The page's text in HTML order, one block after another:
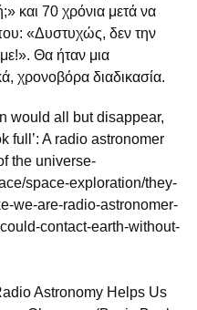
και 70 χρόνια μετά να
«Δυστυχώς, δεν την
Θα ήταν μια
χρονοβόρα διαδικασία.
would all but disappear,
full’: A radio astronomer
the universe-
space-exploration/they-
we-are-radio-astronomer-
contact-earth-without-
Astronomy Helps Us